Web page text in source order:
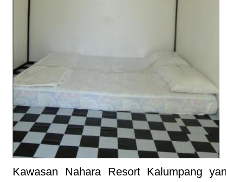
Kawasan Nahara Resort Kalumpang